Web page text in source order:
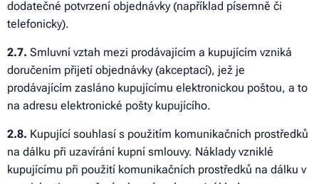
dodatečné potvrzení objednávky (například písemně či
telefonicky).
2.7. Smluvní vztah mezi prodávajícím a kupujícím vzniká
doručením přijetí objednávky (akceptací), jež je
prodávajícím zasláno kupujícímu elektronickou poštou, a to
na adresu elektronické pošty kupujícího.
2.8. Kupující souhlasí s použitím komunikačních prostředků
na dálku při uzavírání kupní smlouvy. Náklady vzniklé
kupujícímu při použití komunikačních prostředků na dálku v